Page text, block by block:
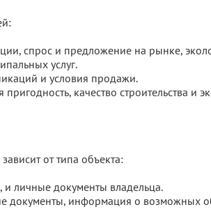
спрос и предложение на рынке,
услуг.
и условия продажи.
качество строительства и
от типа объекта:
личные документы владельца.
документы, информация о возможных